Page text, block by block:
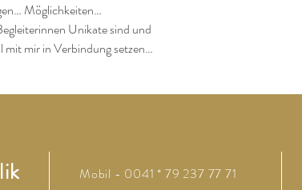
Möglichkeiten…
Unikate sind und
mit mir in Verbindung setzen…
Mobil - 0041 * 79 237 77 71